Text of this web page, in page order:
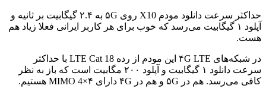
حداکثر سرعت دانلود مودم X10 روی ۵G به ۲.۴ گیگابیت بر ثانیه و
آپلود ۱ گیگابیت می‌رسد که خوب برای هر کاربر ایرانی فعلا زیاد هم
هست.
در شبکه‌های ۴G LTE این مودم از رده LTE Cat 18 با حداکثر
سرعت دانلود ۱ گیگابیت و آپلود ۲۰۰ مگابیت است که باز به نظر
کافی می‌رسد. هم در ۵G و هم در ۴G دارای MIMO 4×۴ هستیم.